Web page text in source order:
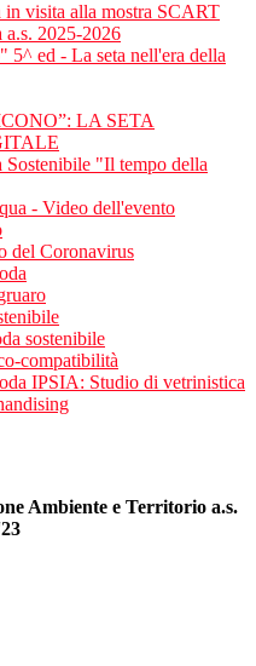
visita alla mostra SCART
2025-2026
5^ ed - La seta nell'era della
LA SETA
Sostenibile "Il tempo della
- Video dell'evento
del Coronavirus
sostenibile
compatibilità
IPSIA: Studio di vetrinistica
Ambiente e Territorio a.s.